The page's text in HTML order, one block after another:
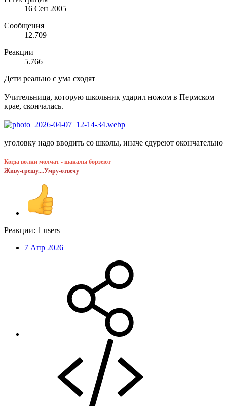
16 Сен 2005
Сообщения
12.709
Реакции
5.766
Дети реально с ума сходят
Учительница, которую школьник ударил ножом в Пермском
крае, скончалась.
уголовку надо вводить со школы, иначе сдуреют окончательно
Когда волки молчат - шакалы борзеют
Живу-грешу....Умру-отвечу
Реакции: 1 users
7 Апр 2026